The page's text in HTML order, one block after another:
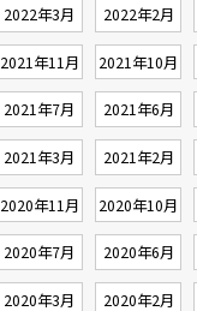
2022年3月 2022年2月
2021年11月 2021年10月
2021年7月 2021年6月
2021年3月 2021年2月
2020年11月 2020年10月
2020年7月 2020年6月
2020年3月 2020年2月